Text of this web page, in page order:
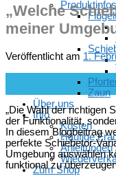
Produktinfos
Zaun
Über uns
Info
Kosten
Häufige
Anleitungen
Zum Shop
„Welche
meiner
Veröffentlicht am 1.
„Die Wahl der richtigen
der Funktionalität,
In diesem Blogbeitrag
perfekte Schiebetor-
Umgebung auswählen
funktional zu